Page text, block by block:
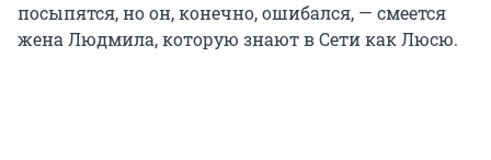
посыпятся, но он, конечно, ошибался, — смеется
жена Людмила, которую знают в Сети как Люсю.